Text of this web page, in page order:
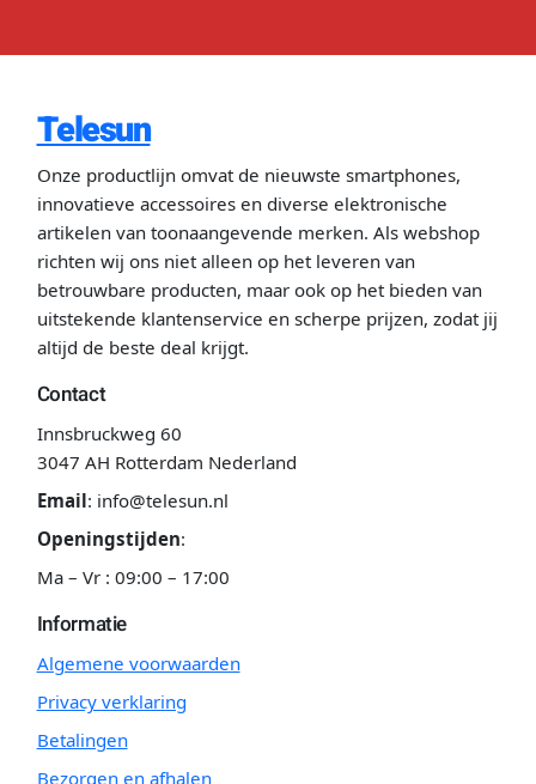
Telesun
Onze productlijn omvat de nieuwste smartphones,
innovatieve accessoires en diverse elektronische
artikelen van toonaangevende merken. Als webshop
richten wij ons niet alleen op het leveren van
betrouwbare producten, maar ook op het bieden van
uitstekende klantenservice en scherpe prijzen, zodat jij
altijd de beste deal krijgt.
Contact
Innsbruckweg 60
3047 AH Rotterdam Nederland
Email: info@telesun.nl
Openingstijden:
Ma – Vr : 09:00 – 17:00
Informatie
Algemene voorwaarden
Privacy verklaring
Betalingen
Bezorgen en afhalen